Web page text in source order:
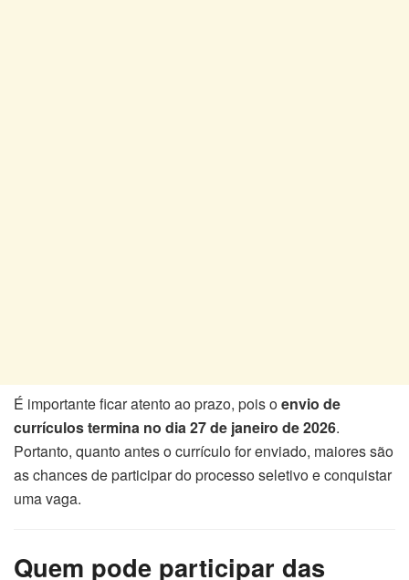
É importante ficar atento ao prazo, pois oenvio de
currículos termina no dia 27 de janeiro de 2026.
Portanto, quanto antes o currículo for enviado, maiores são
as chances de participar do processo seletivo e conquistar
uma vaga.
Quem pode participar das